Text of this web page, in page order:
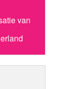
van